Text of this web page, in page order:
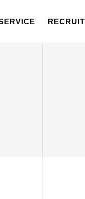
RECRUIT